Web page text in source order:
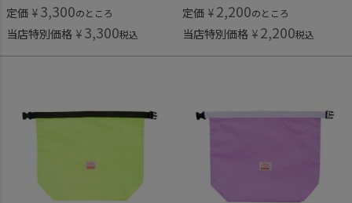
定価 ¥ 3,300のところ
当店特別価格 ¥ 3,300税込
定価 ¥ 2,200のところ
当店特別価格 ¥ 2,200税込